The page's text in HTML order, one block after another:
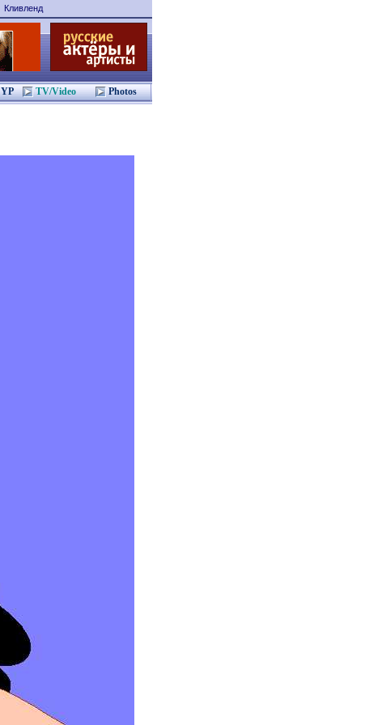
Кливленд
YP TV/Video Photos